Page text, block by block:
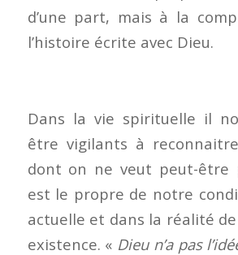
d’une part, mais à la
l’histoire écrite avec Dieu.
Dans la vie spirituelle il
être vigilants à
dont on ne veut peut-être
est le propre de notre
actuelle et dans la réalité
existence. « Dieu n’a pas